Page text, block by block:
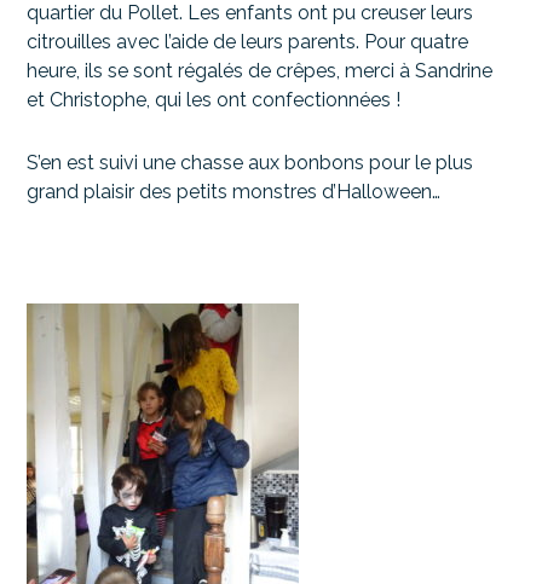
quartier du Pollet. Les enfants ont pu creuser leurs
citrouilles avec l’aide de leurs parents. Pour quatre
heure, ils se sont régalés de crêpes, merci à Sandrine
et Christophe, qui les ont confectionnées !
S’en est suivi une chasse aux bonbons pour le plus
grand plaisir des petits monstres d’Halloween…